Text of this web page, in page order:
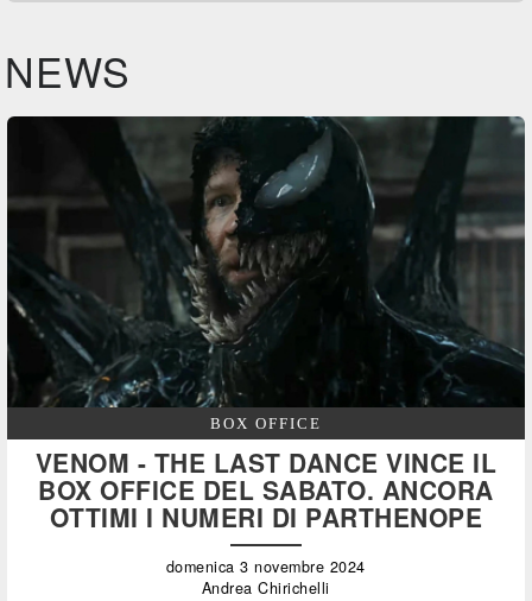
NEWS
BOX OFFICE
VENOM - THE LAST DANCE VINCE IL
BOX OFFICE DEL SABATO. ANCORA
OTTIMI I NUMERI DI PARTHENOPE
domenica 3 novembre 2024
Andrea Chirichelli